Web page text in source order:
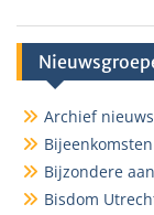
Archief nieuws
Bijeenkomsten
Bijzondere
Bisdom